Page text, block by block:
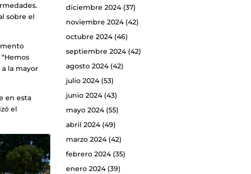
sobre el
la mayor
en esta
el
diciembre 2024(37)
noviembre 2024(42)
octubre 2024(46)
septiembre 2024(42)
agosto 2024(42)
julio 2024(53)
junio 2024(43)
mayo 2024(55)
abril 2024(49)
marzo 2024(42)
febrero 2024(35)
enero 2024(39)